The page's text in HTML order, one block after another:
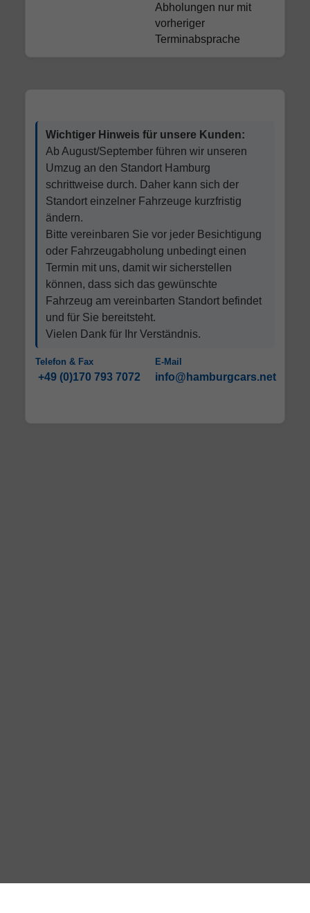
Abholungen nur mit
vorheriger
Terminabsprache
Wichtiger Hinweis für unsere Kunden:
Ab August/September führen wir unseren
Umzug an den Standort Hamburg
schrittweise durch. Daher kann sich der
Standort einzelner Fahrzeuge kurzfristig
ändern.
Bitte vereinbaren Sie vor jeder Besichtigung
oder Fahrzeugabholung unbedingt einen
Termin mit uns, damit wir sicherstellen
können, dass sich das gewünschte
Fahrzeug am vereinbarten Standort befindet
und für Sie bereitsteht.
Vielen Dank für Ihr Verständnis.
Telefon & Fax
+49 (0)170 793 7072
E-Mail
info@hamburgcars.net